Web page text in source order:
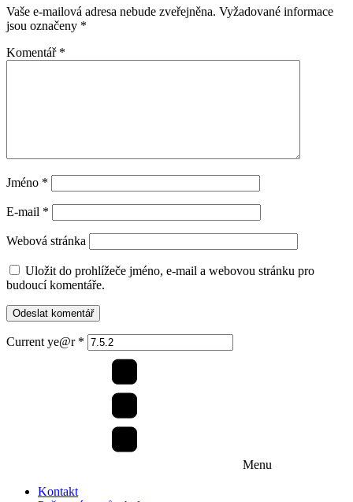
Vaše e-mailová adresa nebude zveřejněna. Vyžadované informace
jsou označeny *
Komentář *
Jméno *
E-mail *
Webová stránka
Uložit do prohlížeče jméno, e-mail a webovou stránku pro
budoucí komentáře.
Current ye@r *
Menu
Kontakt